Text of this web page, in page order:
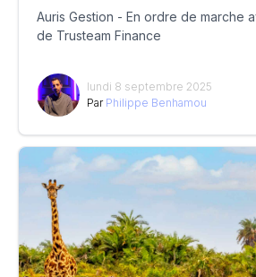
Auris Gestion - En ordre de marche
de Trusteam Finance
lundi 8 septembre 2025
Par Philippe Benhamou